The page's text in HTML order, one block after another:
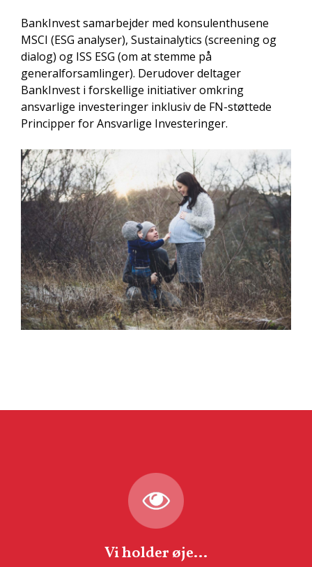
BankInvest samarbejder med konsulenthusene
MSCI (ESG analyser), Sustainalytics (screening og
dialog) og ISS ESG (om at stemme på
generalforsamlinger). Derudover deltager
BankInvest i forskellige initiativer omkring
ansvarlige investeringer inklusiv de FN-støttede
Principper for Ansvarlige Investeringer.
Vi holder øje...